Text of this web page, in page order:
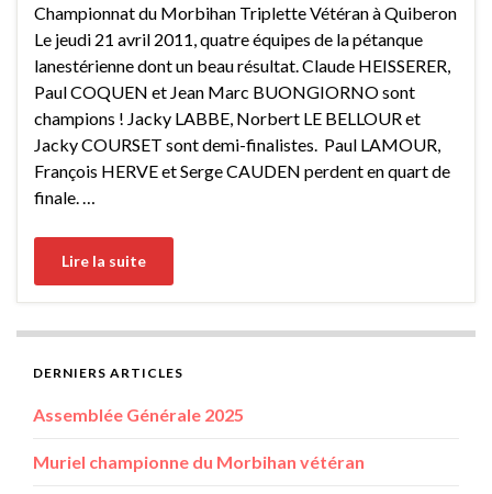
Championnat du Morbihan Triplette Vétéran à Quiberon
Le jeudi 21 avril 2011, quatre équipes de la pétanque
lanestérienne dont un beau résultat. Claude HEISSERER,
Paul COQUEN et Jean Marc BUONGIORNO sont
champions ! Jacky LABBE, Norbert LE BELLOUR et
Jacky COURSET sont demi-finalistes. Paul LAMOUR,
François HERVE et Serge CAUDEN perdent en quart de
finale. …
Lire la suite
DERNIERS ARTICLES
Assemblée Générale 2025
Muriel championne du Morbihan vétéran